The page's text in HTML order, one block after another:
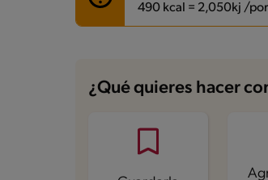
490 kcal = 2,050kj /
Energía
490 kcal
Grasas 17.3 g
Sodio
¿Qué quieres hacer